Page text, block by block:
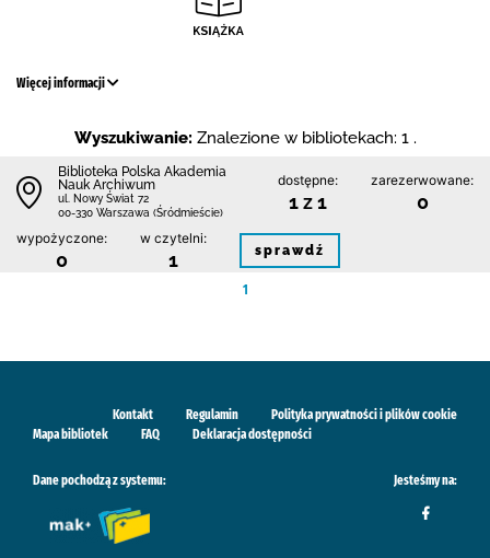
Więcej informacji
Wyszukiwanie: Znalezione w bibliotekach: 1 .
Biblioteka Polska Akademia
Nauk Archiwum
ul. Nowy Świat 72
00-330 Warszawa (Śródmieście)
dostępne:
1 z 1
zarezerwowane:
0
wypożyczone:
0
w czytelni:
1 sprawdź
1
Kontakt Regulamin
Polityka prywatności i plików cookie
Mapa bibliotek
FAQ Deklaracja dostępności
Dane pochodzą z systemu: Jesteśmy na: